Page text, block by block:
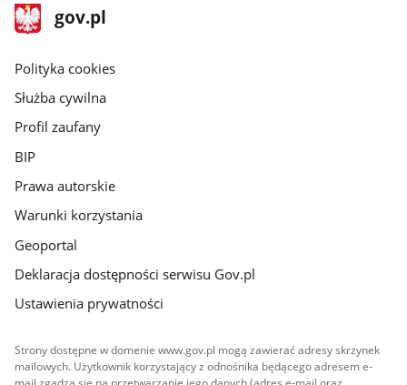
stopka
gov.pl
Strona
gov.pl
gov.pl
Polityka cookies
Służba cywilna
Profil zaufany
BIP
Prawa autorskie
Warunki korzystania
Geoportal
Deklaracja dostępności serwisu Gov.pl
Ustawienia prywatności
Strony dostępne w domenie www.gov.pl mogą zawierać adresy skrzynek
mailowych. Użytkownik korzystający z odnośnika będącego adresem e-